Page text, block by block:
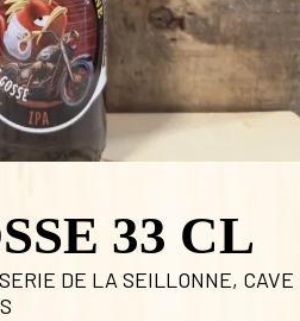
33 CL
DE LA SEILLONNE, CAVE